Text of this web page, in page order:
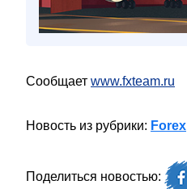
Сообщает www.fxteam.ru
Новость из рубрики: Forex
Поделиться новостью: